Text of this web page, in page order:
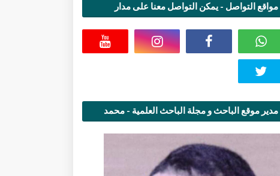
مواقع التواصل - يمكن التواصل معنا على مدار
مدير موقع الباحث و مجلة الباحث العلمية - محمد